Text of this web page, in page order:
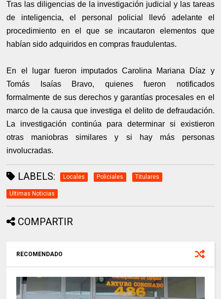
Tras las diligencias de la investigación judicial y las tareas
de inteligencia, el personal policial llevó adelante el
procedimiento en el que se incautaron elementos que
habían sido adquiridos en compras fraudulentas.
En el lugar fueron imputados Carolina Mariana Díaz y
Tomás Isaías Bravo, quienes fueron notificados
formalmente de sus derechos y garantías procesales en el
marco de la causa que investiga el delito de defraudación.
La investigación continúa para determinar si existieron
otras maniobras similares y si hay más personas
involucradas.
LABELS: Locales Policiales Titulares
Ultimas Noticias
COMPARTIR
RECOMENDADO